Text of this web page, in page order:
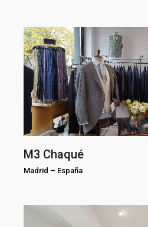
M3 Chaqué
Madrid – España